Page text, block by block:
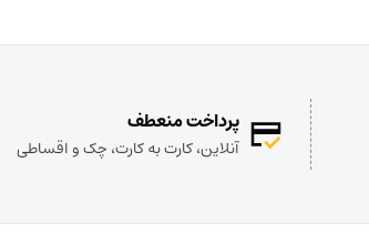
پرداخت منعطف
آنلاین، کارت به کارت، چک و اقساطی